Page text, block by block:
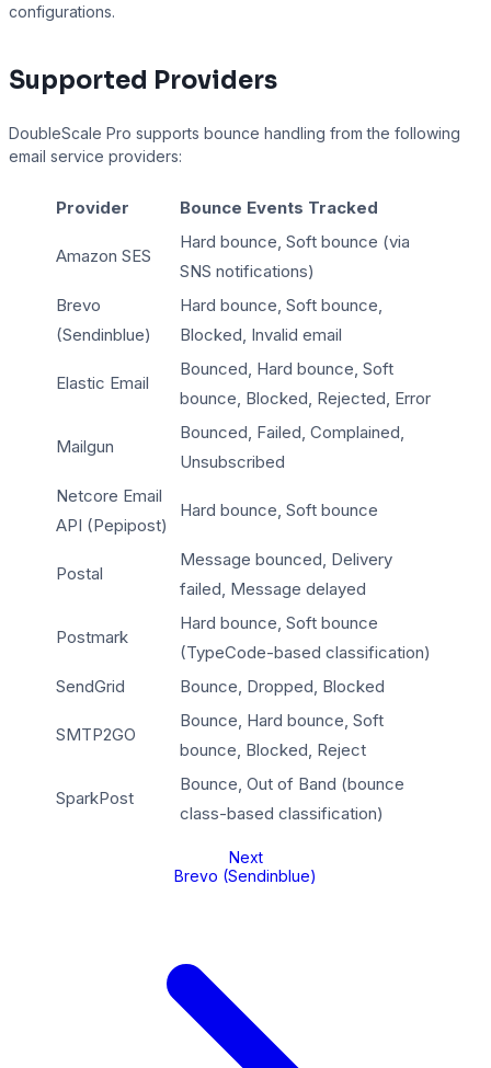
configurations.
Supported Providers
DoubleScale Pro supports bounce handling from the following
email service providers:
Provider Bounce Events Tracked
Amazon SES
Hard bounce, Soft bounce (via
SNS notifications)
Brevo
(Sendinblue)
Hard bounce, Soft bounce,
Blocked, Invalid email
Elastic Email
Bounced, Hard bounce, Soft
bounce, Blocked, Rejected, Error
Mailgun
Bounced, Failed, Complained,
Unsubscribed
Netcore Email
API (Pepipost)
Hard bounce, Soft bounce
Postal
Message bounced, Delivery
failed, Message delayed
Postmark
Hard bounce, Soft bounce
(TypeCode-based classification)
SendGrid
Bounce, Dropped, Blocked
SMTP2GO
Bounce, Hard bounce, Soft
bounce, Blocked, Reject
SparkPost
Bounce, Out of Band (bounce
class-based classification)
Next
Brevo (Sendinblue)